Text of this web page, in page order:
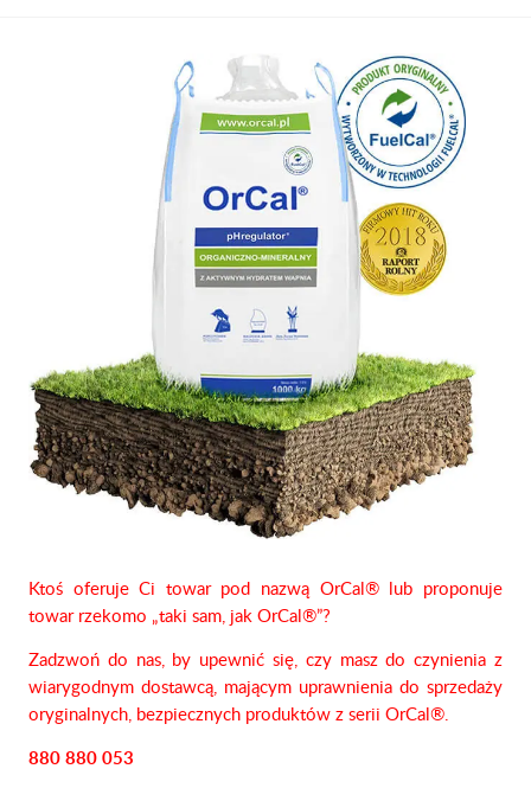
Ktoś oferuje Ci towar pod nazwą OrCal® lub proponuje
towar rzekomo „taki sam, jak OrCal®”?
Zadzwoń do nas, by upewnić się, czy masz do czynienia z
wiarygodnym dostawcą, mającym uprawnienia do sprzedaży
oryginalnych, bezpiecznych produktów z serii OrCal®.
880 880 053